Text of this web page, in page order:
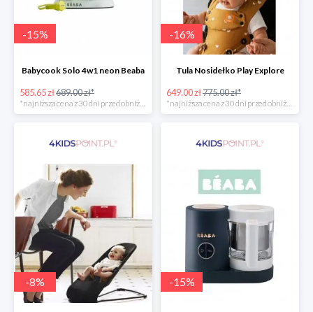
-15%
Babycook Solo 4w1 neon Beaba
585.65 zł689.00 zł*
-16%
Tula Nosidełko Play Explore
649.00 zł775.00 zł*
-8% -15%